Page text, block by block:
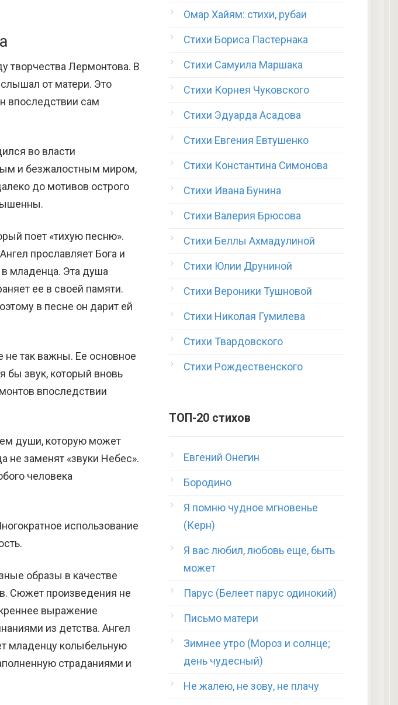
творчества Лермонтова. В
от матери. Это
впоследствии сам
во власти
и безжалостным миром,
до мотивов острого
поет «тихую песню».
прославляет Бога и
младенца. Эта душа
ее в своей памяти.
в песне он дарит ей
не так важны. Ее основное
бы звук, который вновь
впоследствии
души, которую может
не заменят «звуки Небес».
человека
использование
образы в качестве
Сюжет произведения не
выражение
из детства. Ангел
младенцу колыбельную
страданиями и
Омар Хайям: стихи, рубаи
Стихи Бориса Пастернака
Стихи Самуила Маршака
Стихи Корнея Чуковского
Стихи Эдуарда Асадова
Стихи Евгения Евтушенко
Стихи Константина Симонова
Стихи Ивана Бунина
Стихи Валерия Брюсова
Стихи Беллы Ахмадулиной
Стихи Юлии Друниной
Стихи Вероники Тушновой
Стихи Николая Гумилева
Стихи Твардовского
Стихи Рождественского
ТОП-20 стихов
Евгений Онегин
Бородино
Я помню чудное мгновенье
(Керн)
Я вас любил, любовь еще, быть
может
Парус (Белеет парус одинокий)
Письмо матери
Зимнее утро (Мороз и солнце;
день чудесный)
Не жалею, не зову, не плачу